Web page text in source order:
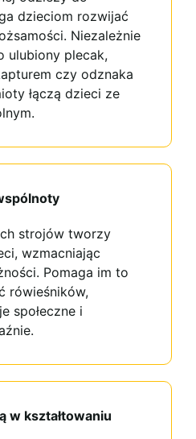
dzieciom rozwijać
Niezależnie
ulubiony plecak,
czy odznaka
łączą dzieci ze
strojów tworzy
wzmacniając
Pomaga im to
rówieśników,
społeczne i
w kształtowaniu